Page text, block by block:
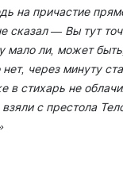
на причастие
сказал — Вы тут
мало ли, может
через минуту
в стихарь не
с престола